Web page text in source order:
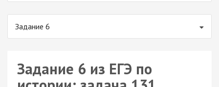
Задание 6
Задание 6 из ЕГЭ по